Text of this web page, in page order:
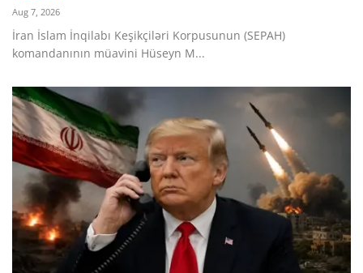
Dünya
Cəmiyyət
İdman
Kriminal
Mövqe
Maraqlı
Sağlıq
Digər
Aug 7, 2026
İran İslam İnqilabı Keşikçiləri Korpusunun (SEPAH)
komandanının müavini Hüseyn M...